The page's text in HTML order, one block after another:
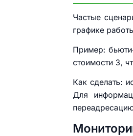
Частые
графике
Пример:
стоимости 3,
Как сделать:
Для